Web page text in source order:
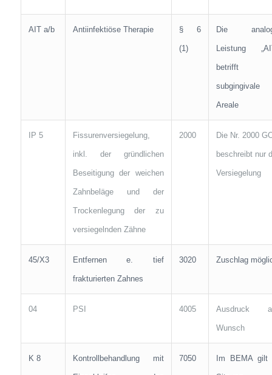
AIT a/b Antiinfektiöse Therapie § 6
(1)
Die
Leistung
betrifft
subgingivale
Areale
IP 5 Fissurenversiegelung,
inkl. der gründlichen
Beseitigung der weichen
Zahnbeläge und der
Trockenlegung der zu
versiegelnden Zähne
2000 Die Nr. 2000
beschreibt nur
Versiegelung
45/X3 Entfernen e. tief
frakturierten Zahnes
3020 Zuschlag
04 PSI 4005 Ausdruck
Wunsch
K 8 Kontrollbehandlung mit 7050 Im BEMA gilt